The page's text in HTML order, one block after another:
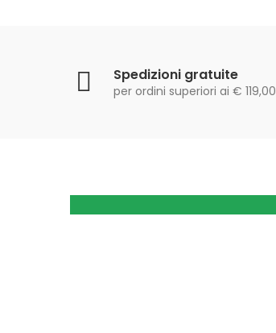
Spedizioni gratuite
per ordini superiori ai € 119,00